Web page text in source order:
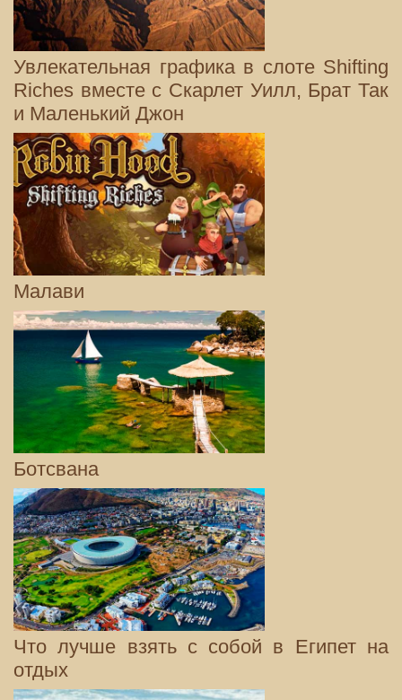
Увлекательная графика в слоте Shifting
Riches вместе с Скарлет Уилл, Брат Так
и Маленький Джон
Малави
Ботсвана
Что лучше взять с собой в Египет на
отдых